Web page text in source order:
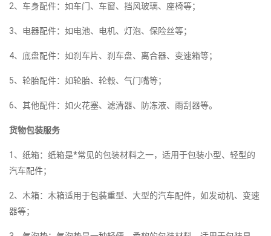
2、车身配件：如车门、车窗、挡风玻璃、座椅等；
3、电器配件：如电池、电机、灯泡、保险丝等；
4、底盘配件：如刹车片、刹车盘、离合器、变速箱等；
5、轮胎配件：如轮胎、轮毂、气门嘴等；
6、其他配件：如火花塞、滤清器、防冻液、雨刮器等。
货物包装服务
1、纸箱：纸箱是*常见的包装材料之一，适用于包装小型、轻型的
汽车配件；
2、木箱：木箱适用于包装重型、大型的汽车配件，如发动机、变速
器等；